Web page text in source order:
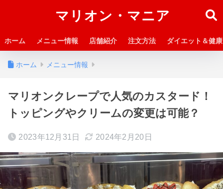
マリオン・マニア
ホーム メニュー情報 店舗紹介 注文方法 ダイエット＆健康
ホーム メニュー情報
マリオンクレープで人気のカスタード！
トッピングやクリームの変更は可能？
2023年12月31日 2024年2月20日